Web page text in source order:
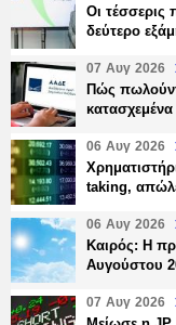
Οι τέσσερις
δεύτερο
07 Αυγ 2026
Πώς
06 Αυγ 2026
taking,
06 Αυγ 2026
Καιρός: Η
Αυγούστου
07 Αυγ 2026